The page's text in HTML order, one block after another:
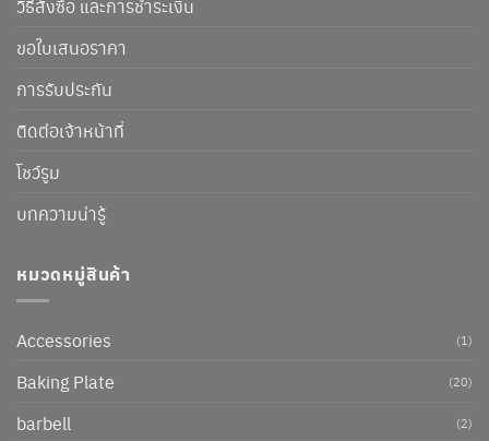
วิธีสั่งซื้อ และการชำระเงิน
ขอใบเสนอราคา
การรับประกัน
ติดต่อเจ้าหน้าที่
โชว์รูม
บทความน่ารู้
หมวดหมู่สินค้า
Accessories (1)
Baking Plate (20)
barbell (2)